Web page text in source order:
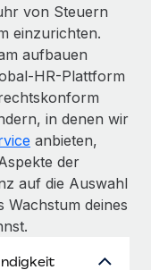
von Steuern
einzurichten.
aufbauen
HR-Plattform
in denen wir
anbieten,
der
auf die Auswahl
Wachstum deines